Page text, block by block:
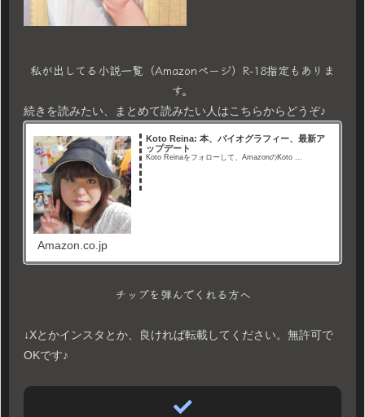
私が出してる小説一覧（Amazonページ）R-18指定もありま
す。
続きを読みたい、まとめて読みたい人はこちらからどうぞ♪
Koto Reina: 本、バイオグラフィー、最新ア
ップデート
Koto Reinaをフォローして、AmazonのKoto ...
Amazon.co.jp
チップを弾んでくれる方へ
↓Xとかインスタとか、良ければ転載してください。無許可で
OKです♪